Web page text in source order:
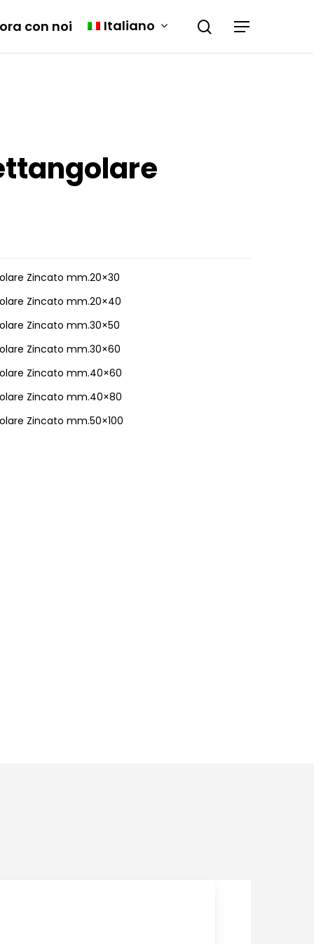
con noi Italiano
Zincato mm.20×30
Zincato mm.20×40
Zincato mm.30×50
Zincato mm.30×60
Zincato mm.40×60
Zincato mm.40×80
Zincato mm.50×100